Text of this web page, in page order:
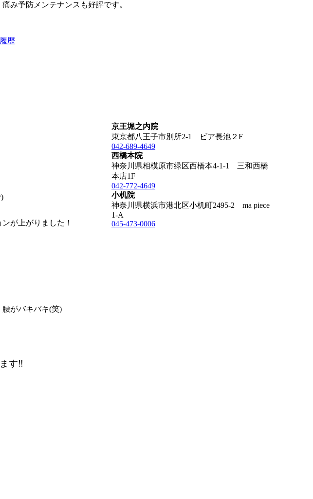
み予防メンテナンスも好評です。
歴
が上がりました！
がバキバキ(笑)
す‼
京王堀之内院
東京都八王子市別所2-1 ビア長池２F
042-689-4649
西橋本院
神奈川県相模原市緑区西橋本4-1-1 三和西橋
本店1F
042-772-4649
小机院
神奈川県横浜市港北区小机町2495-2 ma piece
1-A
045-473-0006